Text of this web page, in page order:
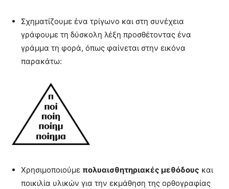
Σχηματίζουμε ένα τρίγωνο και στη συνέχεια
γράφουμε τη δύσκολη λέξη προσθέτοντας ένα
γράμμα τη φορά, όπως φαίνεται στην εικόνα
παρακάτω:
Χρησιμοποιούμε πολυαισθητηριακές μεθόδους και
ποικιλία υλικών για την εκμάθηση της ορθογραφίας